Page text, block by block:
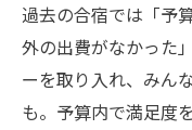
過去の合宿では「予
外の出費がなかった
ーを取り入れ、みん
も。予算内で満足度